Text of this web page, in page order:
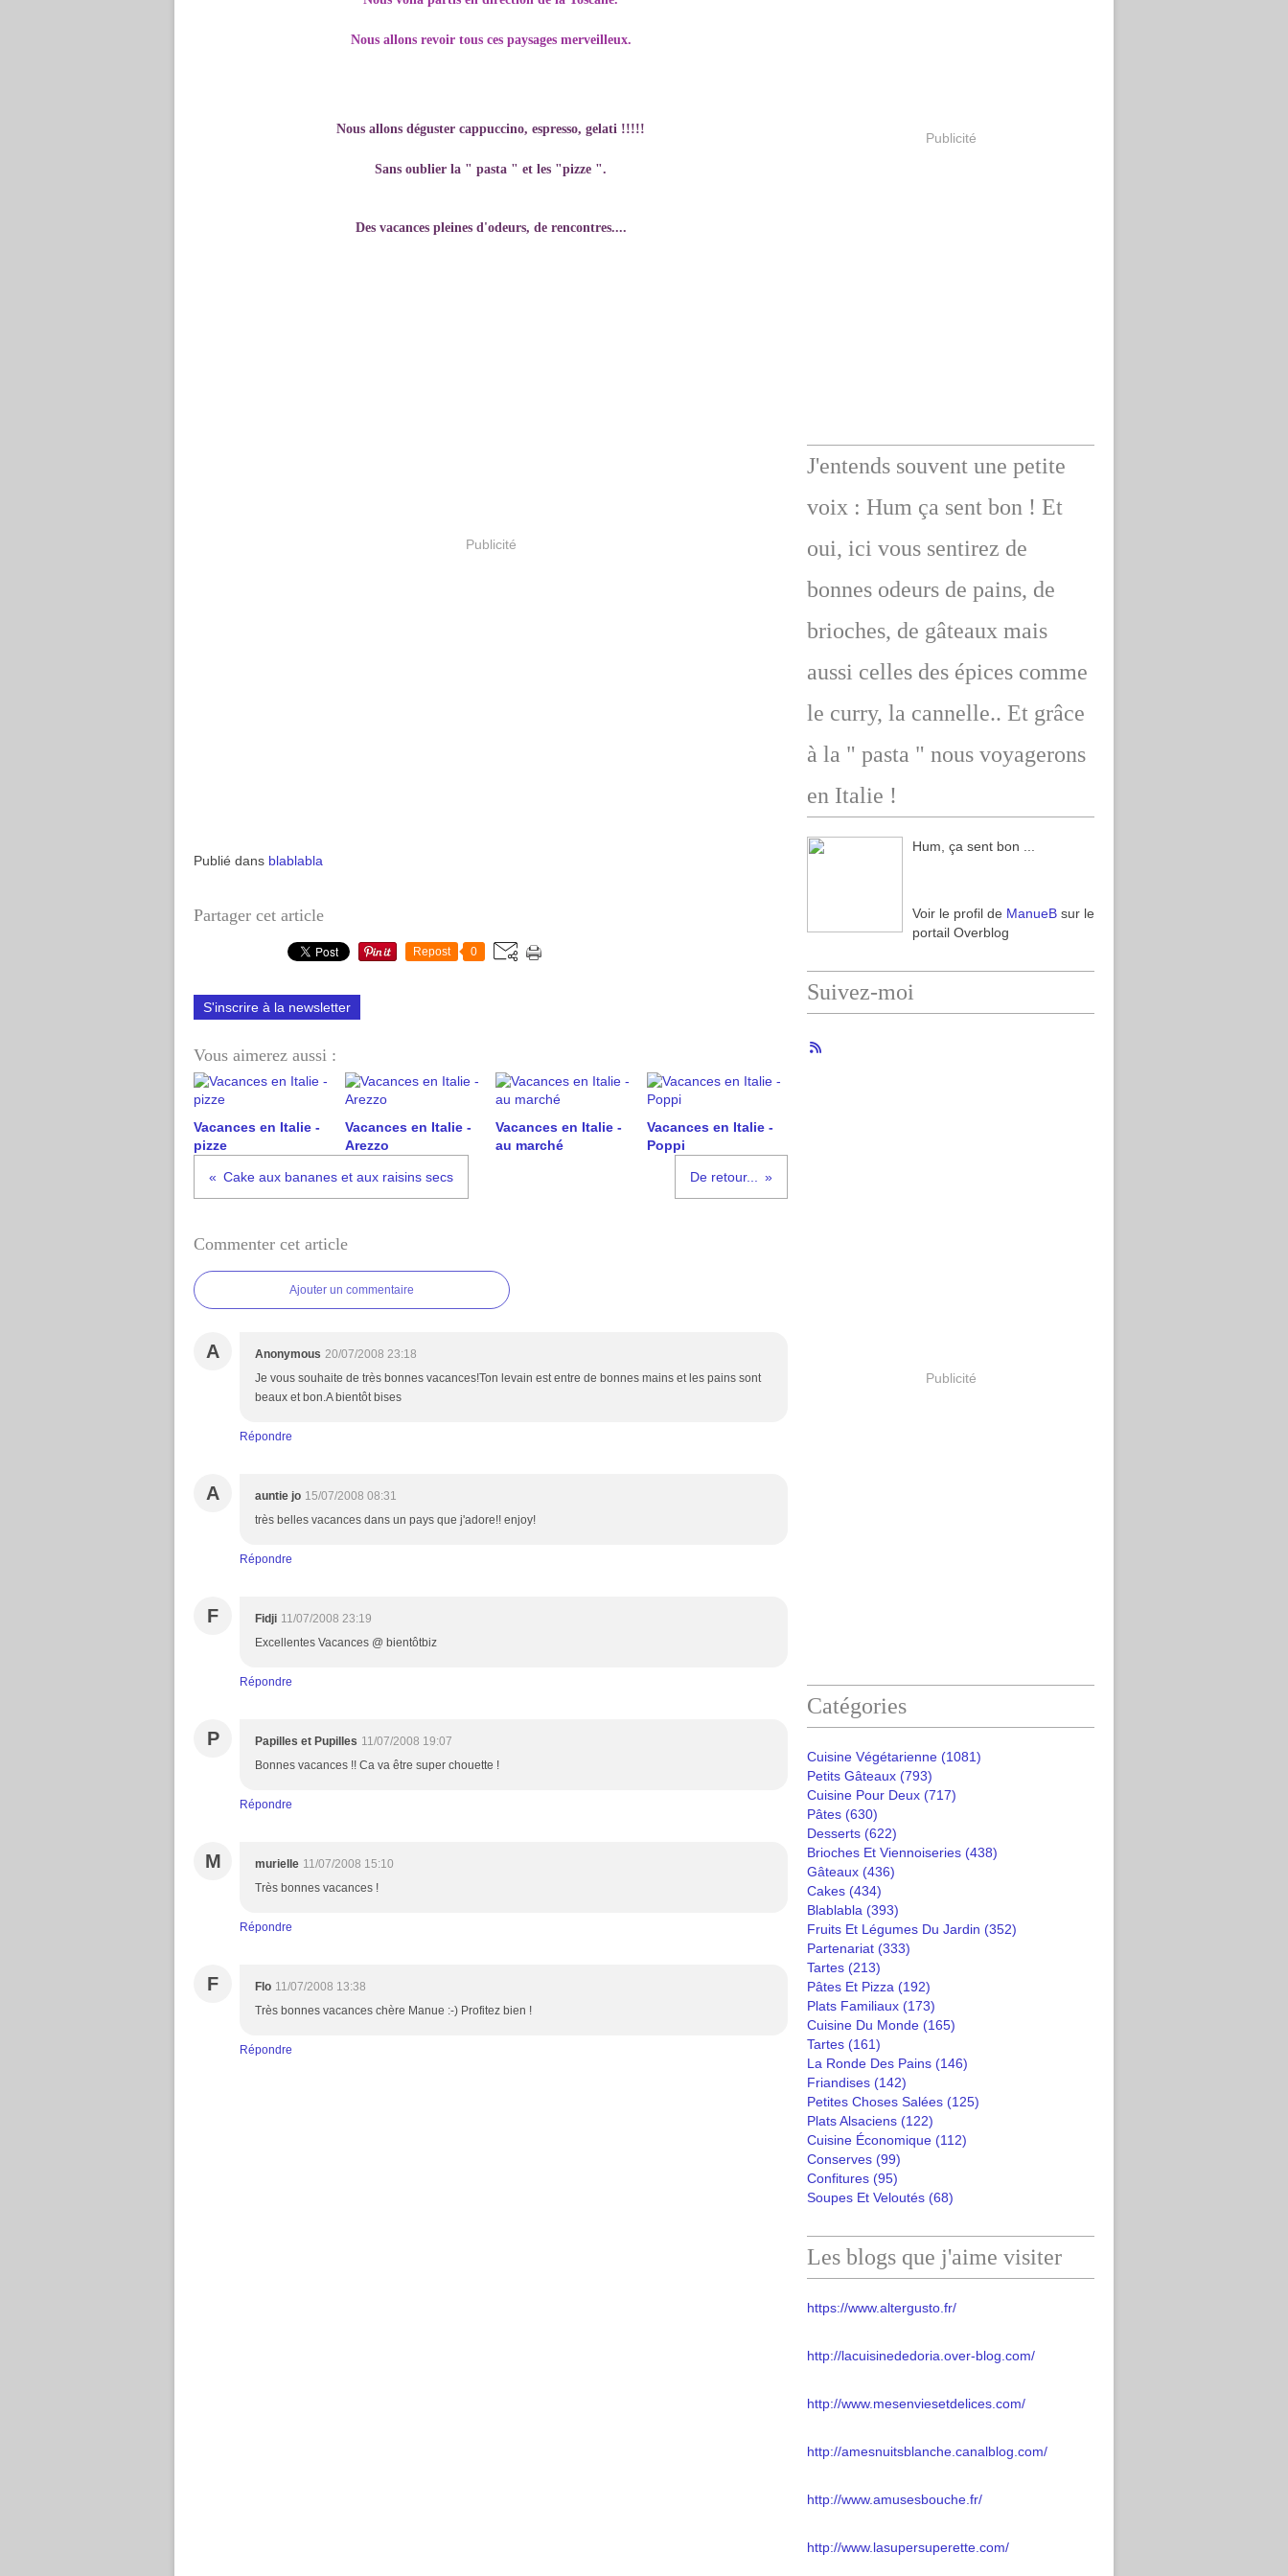
Nous allons revoir tous ces paysages merveilleux.
Nous allons déguster cappuccino, espresso, gelati !!!!!
Sans oublier la " pasta " et les "pizze ".
Des vacances pleines d'odeurs, de rencontres....
Publicité
Publié dans blablabla
Partager cet article
Repost 0
S'inscrire à la newsletter
Vous aimerez aussi :
Vacances en Italie -
pizze
Vacances en Italie -
Arezzo
Vacances en Italie -
au marché
Vacances en Italie -
Poppi
Cake aux bananes et aux raisins secs De retour...
Commenter cet article
Ajouter un commentaire
A Anonymous 20/07/2008 23:18
Je vous souhaite de très bonnes vacances!Ton levain est entre de bonnes mains et les pains sont
beaux et bon.A bientôt bises
Répondre
A auntie jo 15/07/2008 08:31
très belles vacances dans un pays que j'adore!! enjoy!
Répondre
F Fidji 11/07/2008 23:19
Excellentes Vacances @ bientôtbiz
Répondre
P Papilles et Pupilles 11/07/2008 19:07
Bonnes vacances !! Ca va être super chouette !
Répondre
M murielle 11/07/2008 15:10
Très bonnes vacances !
Répondre
F Flo 11/07/2008 13:38
Très bonnes vacances chère Manue :-) Profitez bien !
Répondre
Publicité
J'entends souvent une petite
voix : Hum ça sent bon ! Et
oui, ici vous sentirez de
bonnes odeurs de pains, de
brioches, de gâteaux mais
aussi celles des épices comme
le curry, la cannelle.. Et grâce
à la " pasta " nous voyagerons
en Italie !
Hum, ça sent bon ...
Voir le profil de ManueB sur le
portail Overblog
Suivez-moi
Publicité
Catégories
Cuisine Végétarienne (1081)
Petits Gâteaux (793)
Cuisine Pour Deux (717)
Pâtes (630)
Desserts (622)
Brioches Et Viennoiseries (438)
Gâteaux (436)
Cakes (434)
Blablabla (393)
Fruits Et Légumes Du Jardin (352)
Partenariat (333)
Tartes (213)
Pâtes Et Pizza (192)
Plats Familiaux (173)
Cuisine Du Monde (165)
Tartes (161)
La Ronde Des Pains (146)
Friandises (142)
Petites Choses Salées (125)
Plats Alsaciens (122)
Cuisine Économique (112)
Conserves (99)
Confitures (95)
Soupes Et Veloutés (68)
Les blogs que j'aime visiter
https://www.altergusto.fr/
http://lacuisinededoria.over-blog.com/
http://www.mesenviesetdelices.com/
http://amesnuitsblanche.canalblog.com/
http://www.amusesbouche.fr/
http://www.lasupersuperette.com/